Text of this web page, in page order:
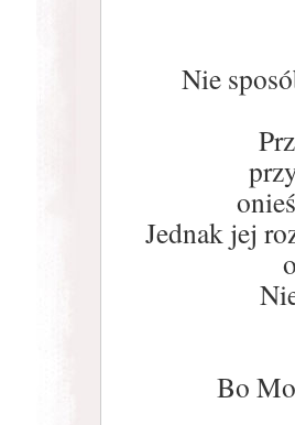
Nie
Jednak jej
Bo